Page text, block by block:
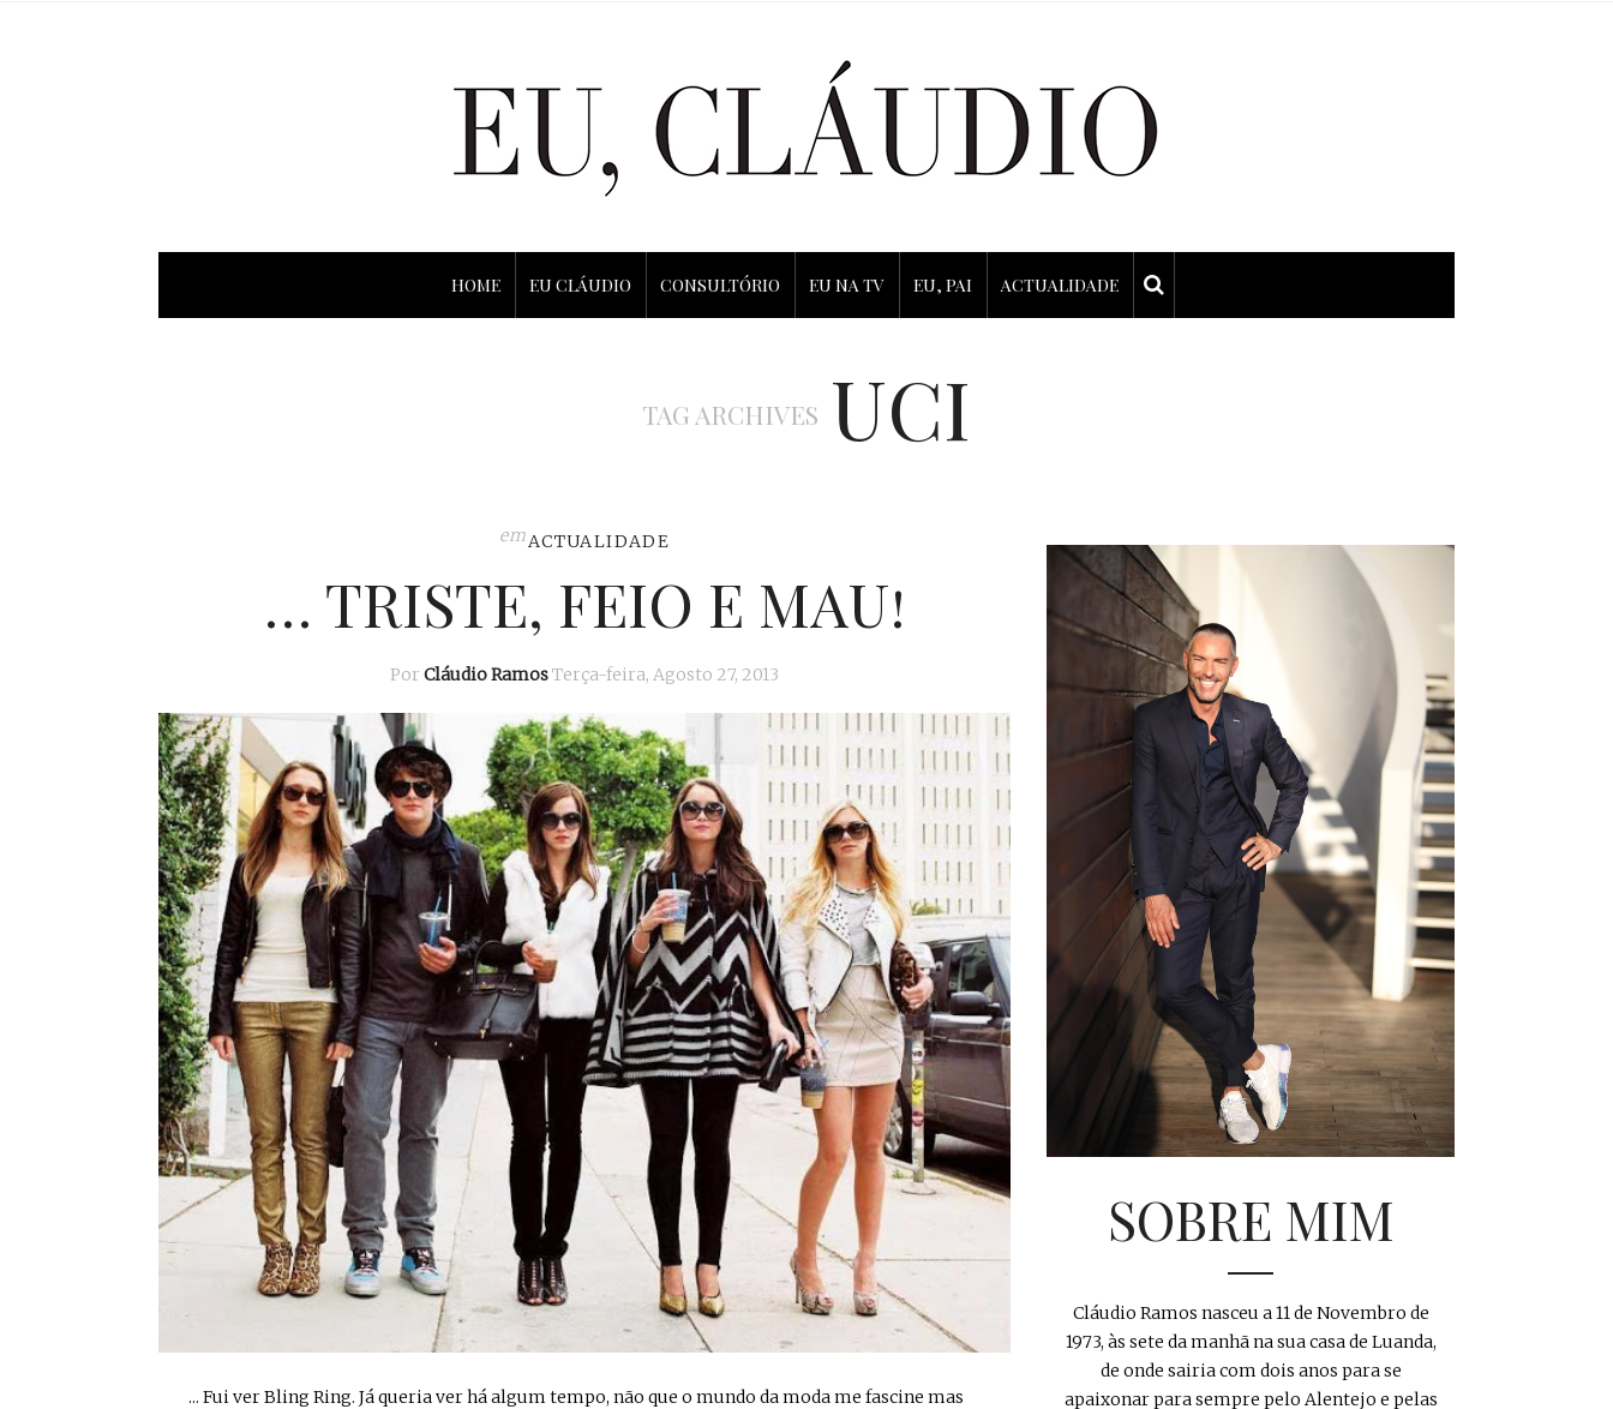
HOME EU CLÁUDIO CONSULTÓRIO EU NA TV EU, PAI ACTUALIDADE
TAG ARCHIVES UCI
emACTUALIDADE
… TRISTE, FEIO E MAU!
Por Cláudio RamosTerça-feira, Agosto 27, 2013
... Fui ver Bling Ring. Já queria ver há algum tempo, não que o mundo da moda me fascine mas
SOBRE MIM
Cláudio Ramos nasceu a 11 de Novembro de
1973, às sete da manhã na sua casa de Luanda,
de onde sairia com dois anos para se
apaixonar para sempre pelo Alentejo e pelas